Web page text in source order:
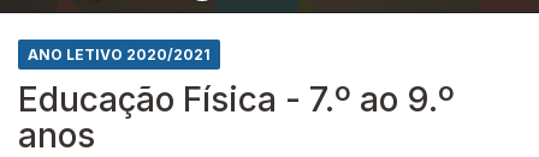
ANO LETIVO 2020/2021
Educação Física - 7.º ao 9.º
anos